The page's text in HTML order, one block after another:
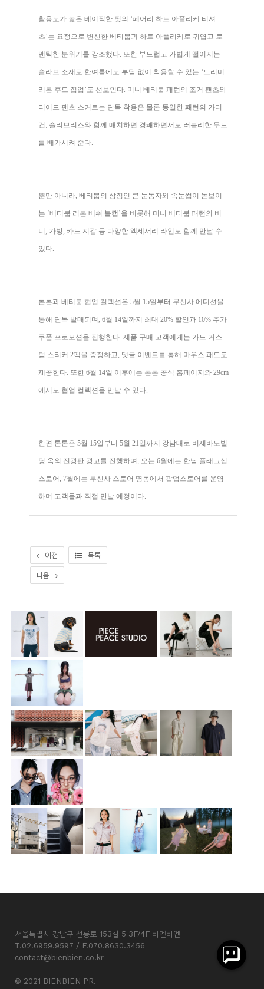
활용도가 높은 베이직한 핏의 ‘페어리 하트 아플리케 티셔
츠’는 요정으로 변신한 베티붑과 하트 아플리케로 귀엽고 로
맨틱한 분위기를 강조했다. 또한 부드럽고 가볍게 떨어지는
슬라브 소재로 한여름에도 부담 없이 착용할 수 있는 ‘드리미
리본 후드 집업’도 선보인다. 미니 베티붑 패턴의 조거 팬츠와
티어드 팬츠 스커트는 단독 착용은 물론 동일한 패턴의 가디
건, 슬리브리스와 함께 매치하면 경쾌하면서도 러블리한 무드
를 배가시켜 준다.
뿐만 아니라, 베티붑의 상징인 큰 눈동자와 속눈썹이 돋보이
는 ‘베티붑 리본 베쉬 볼캡’을 비롯해 미니 베티붑 패턴의 비
니, 가방, 카드 지갑 등 다양한 액세서리 라인도 함께 만날 수
있다.
론론과 베티붑 협업 컬렉션은 5월 15일부터 무신사 에디션을
통해 단독 발매되며, 6월 14일까지 최대 20% 할인과 10% 추가
쿠폰 프로모션을 진행한다. 제품 구매 고객에게는 카드 커스
텀 스티커 2팩을 증정하고, 댓글 이벤트를 통해 마우스 패드도
제공한다. 또한 6월 14일 이후에는 론론 공식 홈페이지와 29cm
에서도 협업 컬렉션을 만날 수 있다.
한편 론론은 5월 15일부터 5월 21일까지 강남대로 비제바노빌
딩 옥외 전광판 광고를 진행하며, 오는 6월에는 한남 플래그십
스토어, 7월에는 무신사 스토어 명동에서 팝업스토어를 운영
하며 고객들과 직접 만날 예정이다.
이전 목록
다음
서울특별시 강남구 선릉로 153길 5 3F/4F 비엔비엔
T.02.6959.9597 / F.070.8630.3456
contact@bienbien.co.kr
© 2021 BIENBIEN PR.